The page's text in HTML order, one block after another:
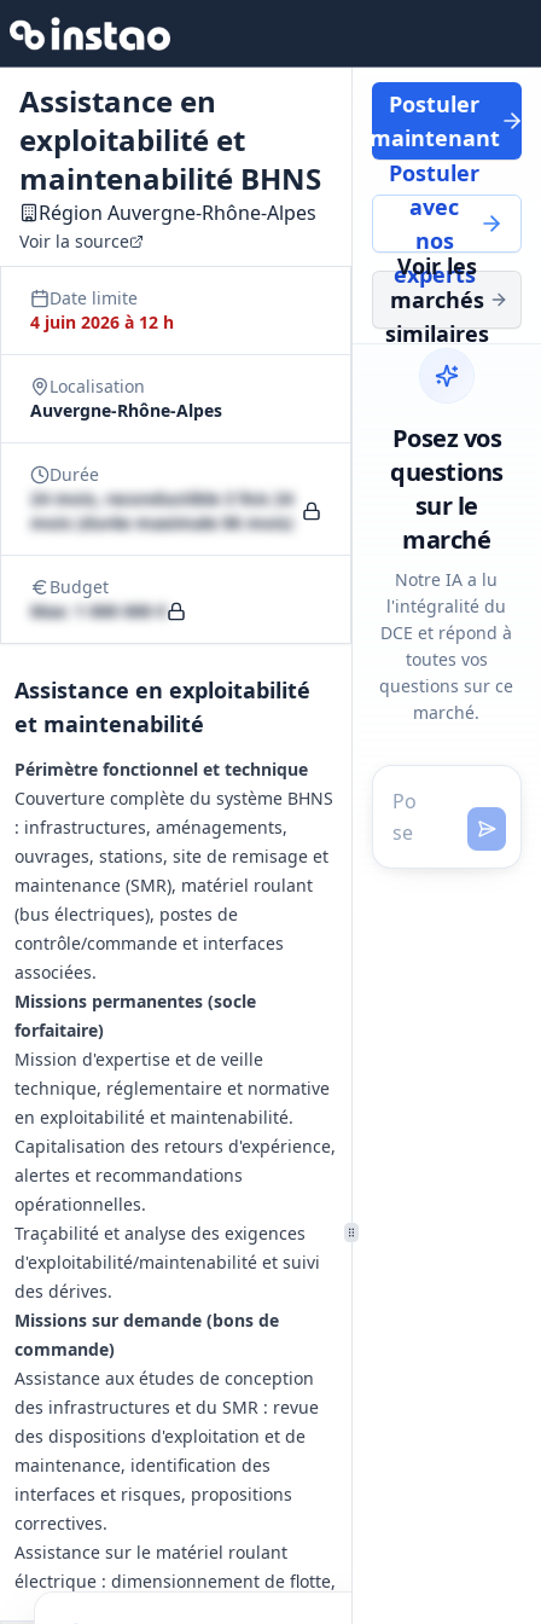
Assistance en
exploitabilité et
maintenabilité BHNS
Région Auvergne-Rhône-Alpes
Voir la source
Date limite
4 juin 2026 à 12 h
Localisation
Auvergne-Rhône-Alpes
Durée
24 mois, reconductible 3 fois 24
mois (durée maximale 96 mois)
Budget
Max: 1 000 000 €
Assistance en exploitabilité
et maintenabilité
Périmètre fonctionnel et technique
Couverture complète du système BHNS
: infrastructures, aménagements,
ouvrages, stations, site de remisage et
maintenance (SMR), matériel roulant
(bus électriques), postes de
contrôle/commande et interfaces
associées.
Missions permanentes (socle
forfaitaire)
Mission d'expertise et de veille
technique, réglementaire et normative
en exploitabilité et maintenabilité.
Capitalisation des retours d'expérience,
alertes et recommandations
opérationnelles.
Traçabilité et analyse des exigences
d'exploitabilité/maintenabilité et suivi
des dérives.
Missions sur demande (bons de
commande)
Assistance aux études de conception
des infrastructures et du SMR : revue
des dispositions d'exploitation et de
maintenance, identification des
interfaces et risques, propositions
correctives.
Assistance sur le matériel roulant
électrique : dimensionnement de flotte,
Postuler
maintenant
Postuler
avec
nos
experts
Voir les
marchés
similaires
Posez vos
questions
sur le
marché
Notre IA a lu
l'intégralité du
DCE et répond à
toutes vos
questions sur ce
marché.